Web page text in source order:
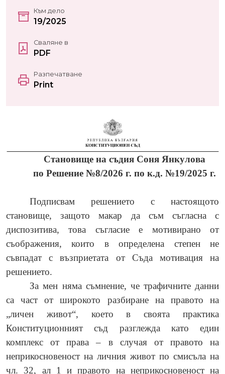
Към дело
19/2025
Сваляне в
PDF
Разпечатване
Print
Становище на съдия Соня Янкулова
по Решение №8/2026 г. по к.д. №19/2025 г.
Подписвам решението с настоящото
становище, защото макар да съм съгласна с
диспозитива, това съгласие е мотивирано от
съображения, които в определена степен не
съвпадат с възприетата от Съда мотивация на
решението.
За мен няма съмнение, че трафичните данни
са част от широкото разбиране на правото на
„личен живот“, което в своята практика
Конституционният съд разглежда като един
комплекс от права – в случая от правото на
неприкосновеност на личния живот по смисъла на
чл. 32, ал 1 и правото на неприкосновеност на